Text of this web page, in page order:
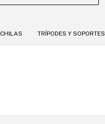
TRÍPODES Y SOPORTES